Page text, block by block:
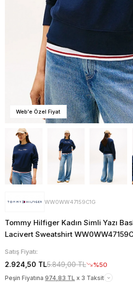
Web'e Özel Fiyat
WW0WW47159C1G
Tommy Hilfiger Kadın Simli Yazı
Lacivert Sweatshirt
Satış Fiyatı:
2.924,50 TL5.849,00 TL %50
Peşin Fiyatına 974,83 TL x 3 Taksit